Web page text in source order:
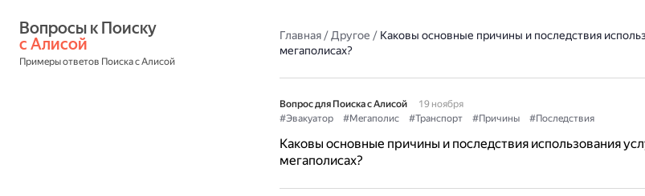
с Алисой
Примеры ответов Поиска с Алисой
Главная/Другое / Каковы основные причины и последствия
мегаполисах?
Вопрос для Поиска с Алисой
19 ноября
#Эвакуатор
#Мегаполис #Транспорт #Причины #Последствия
Каковы основные причины и последствия использования
мегаполисах?